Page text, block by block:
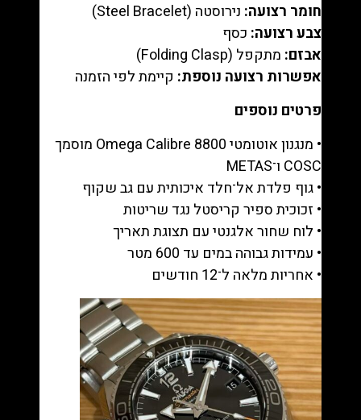
חומר רצועה: נירוסטה (Steel Bracelet)
צבע רצועה: כסף
אבזם: מתקפל (Folding Clasp)
אפשרות רצועה נוספת: קיימת לפי הזמנה
פרטים נוספים
• מנגנון אוטומטי Omega Calibre 8800 מוסמך
COSC ו־METAS
• גוף פלדת אל־חלד איכותית עם גב שקוף
• זכוכית ספיר קריסטל נגד שריטות
• לוח שחור אלגנטי עם תצוגת תאריך
• עמידות גבוהה במים עד 600 מטר
• אחריות מלאה ל־12 חודשים